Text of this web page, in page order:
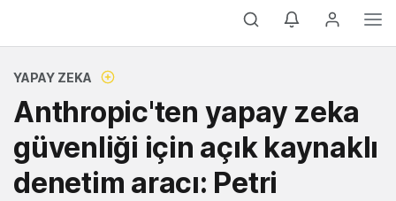
YAPAY ZEKA
Anthropic'ten yapay zeka
güvenliği için açık kaynaklı
denetim aracı: Petri